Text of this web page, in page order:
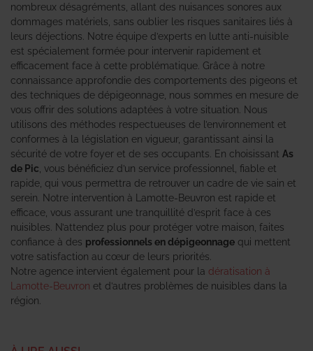
nombreux désagréments, allant des nuisances sonores aux
dommages matériels, sans oublier les risques sanitaires liés à
leurs déjections. Notre équipe d’experts en lutte anti-nuisible
est spécialement formée pour intervenir rapidement et
efficacement face à cette problématique. Grâce à notre
connaissance approfondie des comportements des pigeons et
des techniques de dépigeonnage, nous sommes en mesure de
vous offrir des solutions adaptées à votre situation. Nous
utilisons des méthodes respectueuses de l’environnement et
conformes à la législation en vigueur, garantissant ainsi la
sécurité de votre foyer et de ses occupants. En choisissant As
de Pic , vous bénéficiez d’un service professionnel, fiable et
rapide, qui vous permettra de retrouver un cadre de vie sain et
serein. Notre intervention à Lamotte-Beuvron est rapide et
efficace, vous assurant une tranquillité d’esprit face à ces
nuisibles. N’attendez plus pour protéger votre maison, faites
confiance à des professionnels en dépigeonnage qui mettent
votre satisfaction au cœur de leurs priorités.
Notre agence intervient également pour la dératisation à
Lamotte-Beuvron et d’autres problèmes de nuisibles dans la
région.